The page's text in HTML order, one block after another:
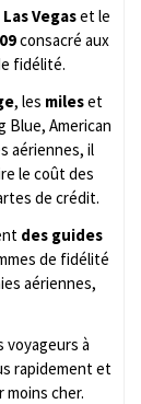
Las Vegaset le
consacré aux
fidélité.
, les mileset
Blue, American
aériennes, il
le coût des
de crédit.
des guides
de fidélité
aériennes,
voyageurs à
rapidement et
cher.